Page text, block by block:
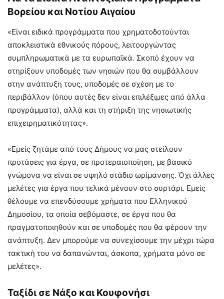
Βορείου και Νοτίου Αιγαίου
«Είναι ειδικά προγράμματα που χρηματοδοτούνται
αποκλειστικά εθνικούς πόρους, λειτουργώντας
συμπληρωματικά με τα ευρωπαϊκά. Σκοπό έχουν να
στηρίξουν υποδομές των νησιών που θα συμβάλλουν
στην ανάπτυξη τους, υποδομές σε σχέση με το
περιβάλλον (όπου αυτές δεν είναι επιλέξιμες από άλλα
προγράμματα), αλλά και τη στήριξη της νησιωτικής
επιχειρηματικότητας».
«Εμείς ζητάμε από τους Δήμους να μας στείλουν
προτάσεις για έργα, σε προτεραιοποίηση, με βασικό
γνώμονα να είναι σε υψηλό στάδιο ωρίμανσης. Όχι άλλες
μελέτες για έργα που τελικά μένουν στο συρτάρι. Εμείς
θέλουμε να επενδύσουμε χρήματα που Ελληνικού
Δημοσίου, τα οποία σεβόμαστε, σε έργα που θα
πραγματοποιηθούν και σε υποδομές που θα φέρουν την
ανάπτυξη. Δεν μπορούμε να συνεχίσουμε την μέχρι τώρα
τακτική του να δαπανώνται, άσκοπα, χρήματα μόνο σε
μελέτες».
Ταξίδι σε Νάξο και Κουφονήσι